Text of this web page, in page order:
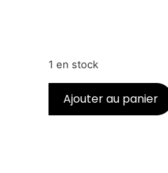
1 en stock
Ajouter au panier